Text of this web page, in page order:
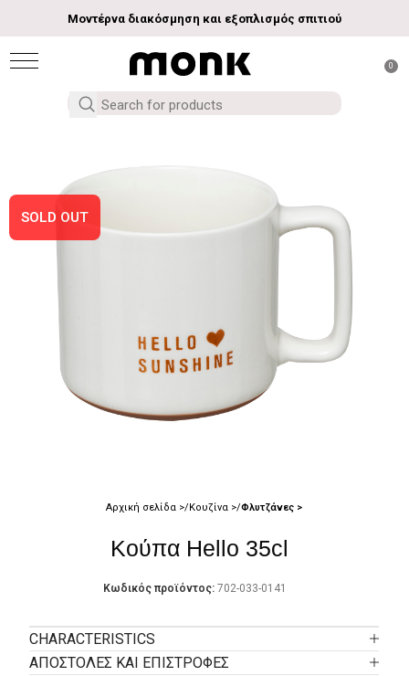
Μοντέρνα διακόσμηση και εξοπλισμός σπιτιού
0
SOLD OUT
Αρχική σελίδα Κουζίνα Φλυτζάνες
Κούπα Hello 35cl
Κωδικός προϊόντος: 702-033-0141
CHARACTERISTICS
ΑΠΟΣΤΟΛΕΣ ΚΑΙ ΕΠΙΣΤΡΟΦΕΣ